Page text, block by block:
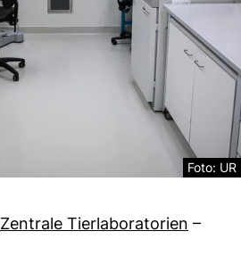
Foto: UR
Zentrale Tierlaboratorien –